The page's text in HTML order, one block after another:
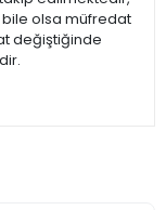
bile olsa müfredat
değiştiğinde